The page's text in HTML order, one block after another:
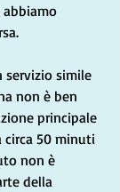
abbiamo
servizio simile
non è ben
principale
circa 50 minuti
non è
della